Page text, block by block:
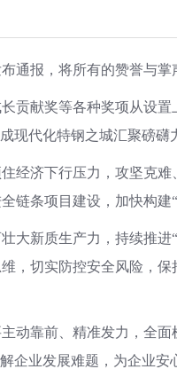
通报，将所有的赞誉与掌
贡献奖等各种奖项从设
现代化特钢之城汇聚磅礴
经济下行压力，攻坚克
链条项目建设，加快构
大新质生产力，持续推
，切实防控安全风险，
动靠前、精准发力，全
企业发展难题，为企业安